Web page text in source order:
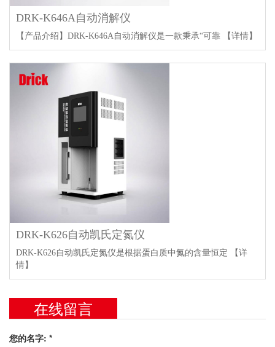
DRK-K646A自动消解仪
【产品介绍】DRK-K646A自动消解仪是一款秉承“可靠 【详情】
DRK-K626自动凯氏定氮仪
DRK-K626自动凯氏定氮仪是根据蛋白质中氮的含量恒定
【详
情】
在线留言
您的名字: *